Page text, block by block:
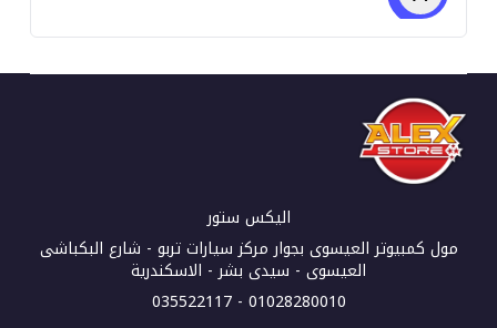
اليكس ستور
مول كمبيوتر العيسوى بجوار مركز سيارات تربو - شارع البكباشى
العيسوى - سيدى بشر - الاسكندرية
01028280010 - 035522117